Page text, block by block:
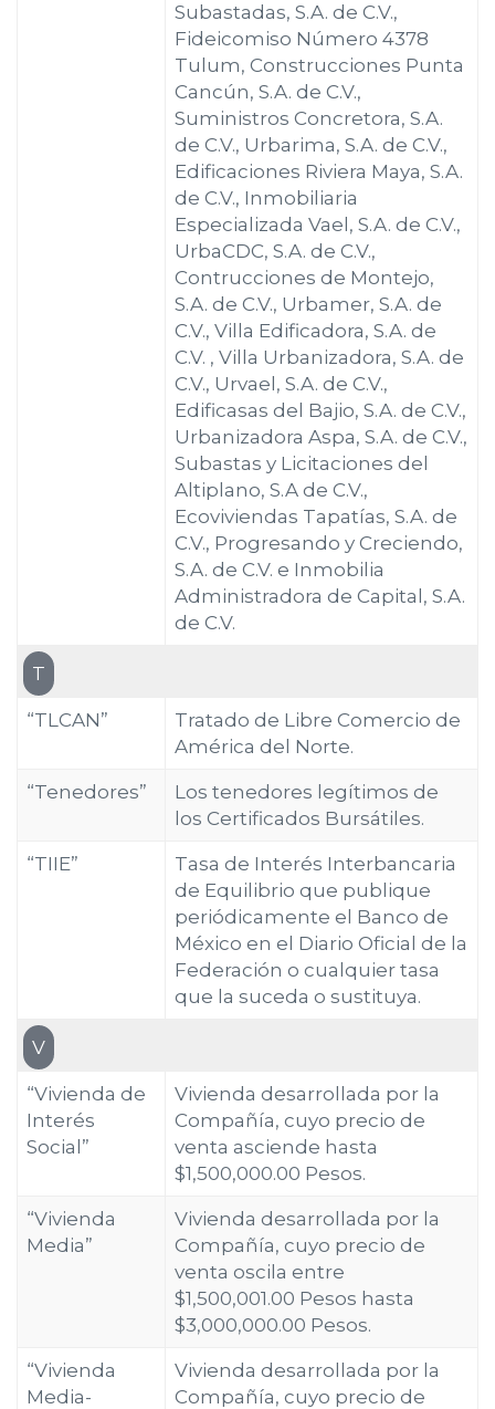
Subastadas, S.A. de C.V.,
Fideicomiso Número 4378
Tulum, Construcciones Punta
Cancún, S.A. de C.V.,
Suministros Concretora, S.A.
de C.V., Urbarima, S.A. de C.V.,
Edificaciones Riviera Maya, S.A.
de C.V., Inmobiliaria
Especializada Vael, S.A. de C.V.,
UrbaCDC, S.A. de C.V.,
Contrucciones de Montejo,
S.A. de C.V., Urbamer, S.A. de
C.V., Villa Edificadora, S.A. de
C.V. , Villa Urbanizadora, S.A. de
C.V., Urvael, S.A. de C.V.,
Edificasas del Bajio, S.A. de C.V.,
Urbanizadora Aspa, S.A. de C.V.,
Subastas y Licitaciones del
Altiplano, S.A de C.V.,
Ecoviviendas Tapatías, S.A. de
C.V., Progresando y Creciendo,
S.A. de C.V. e Inmobilia
Administradora de Capital, S.A.
de C.V.
T
“TLCAN”
Tratado de Libre Comercio de
América del Norte.
“Tenedores”
Los tenedores legítimos de
los Certificados Bursátiles.
“TIIE”
Tasa de Interés Interbancaria
de Equilibrio que publique
periódicamente el Banco de
México en el Diario Oficial de la
Federación o cualquier tasa
que la suceda o sustituya.
V
“Vivienda de
Interés
Social”
Vivienda desarrollada por la
Compañía, cuyo precio de
venta asciende hasta
$1,500,000.00 Pesos.
“Vivienda
Media”
Vivienda desarrollada por la
Compañía, cuyo precio de
venta oscila entre
$1,500,001.00 Pesos hasta
$3,000,000.00 Pesos.
“Vivienda
Media-
Vivienda desarrollada por la
Compañía, cuyo precio de